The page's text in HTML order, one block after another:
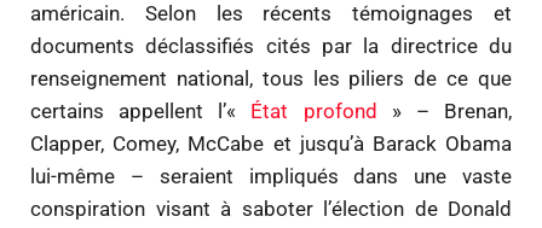
américain. Selon les récents témoignages et
documents déclassifiés cités par la directrice du
renseignement national, tous les piliers de ce que
certains appellent l’« État profond
» – Brenan,
Clapper, Comey, McCabe et jusqu’à Barack Obama
lui-même – seraient impliqués dans une vaste
conspiration visant à saboter l’élection de Donald